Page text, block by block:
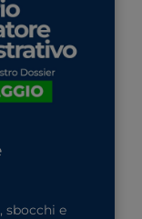
sbocchi e